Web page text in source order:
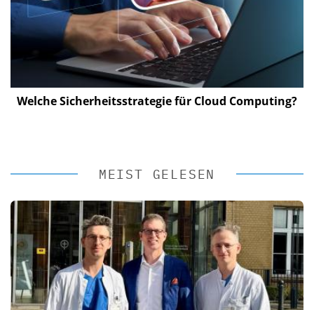
Welche Sicherheitsstrategie für Cloud Computing?
MEIST GELESEN